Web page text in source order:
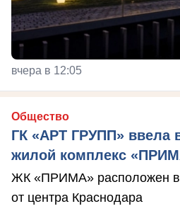
вчера в 12:05
Общество
ГК «АРТ ГРУПП» ввела
жилой комплекс
ЖК «ПРИМА» расположен в
от центра Краснодара